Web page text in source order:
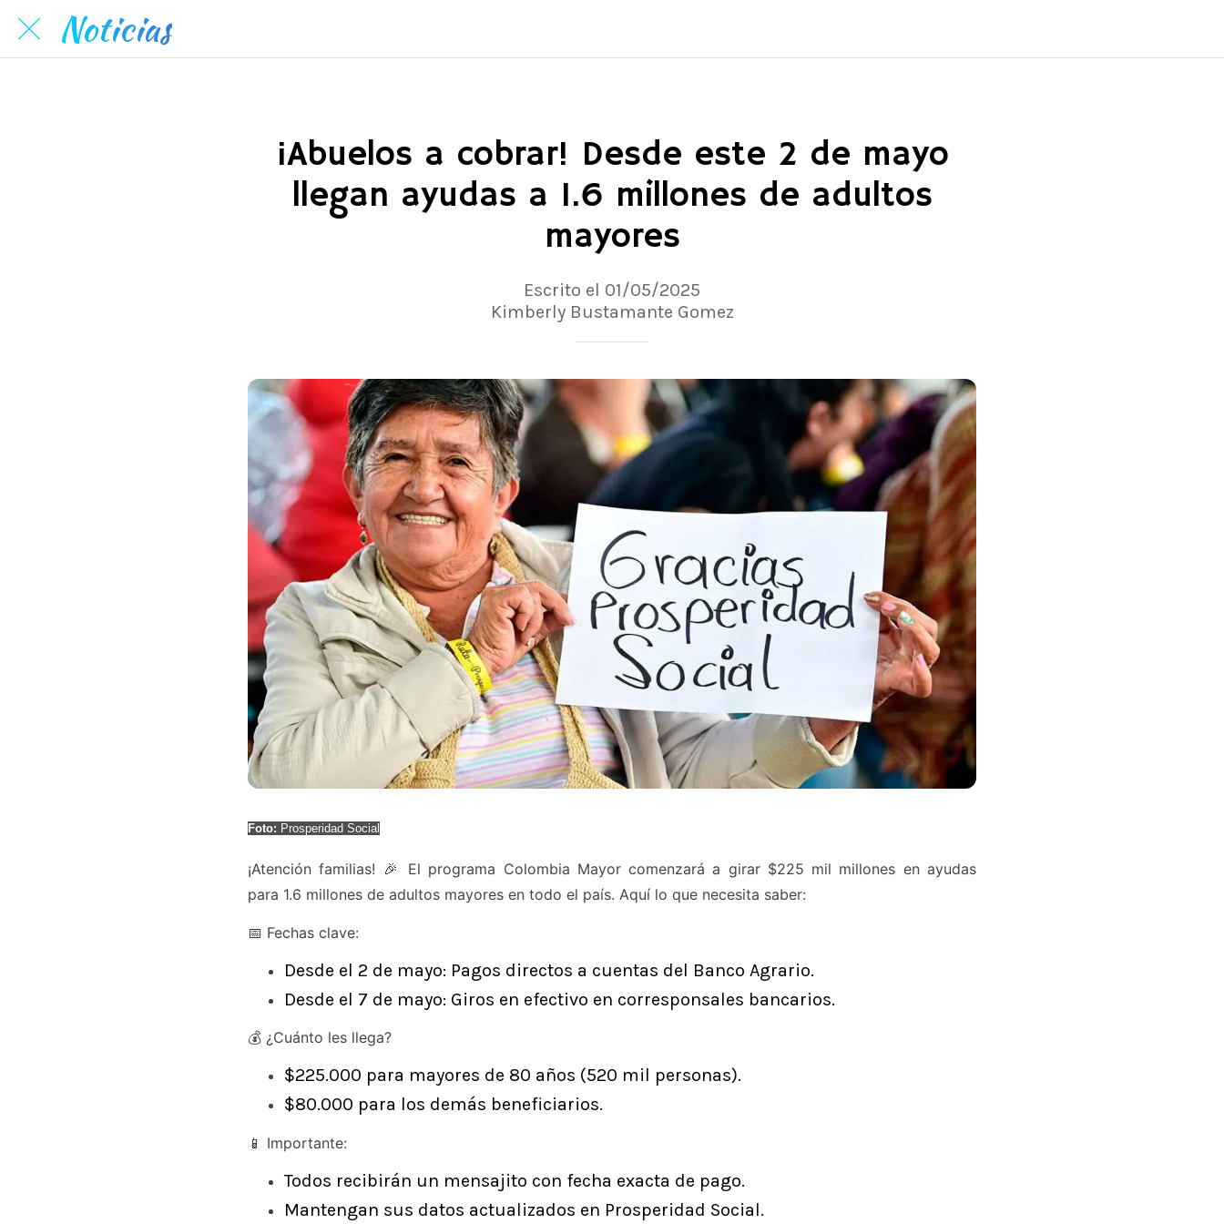
Noticias
¡Abuelos a cobrar! Desde este 2 de mayo
llegan ayudas a 1.6 millones de adultos
mayores
Escrito el 01/05/2025
Kimberly Bustamante Gomez
Foto: Prosperidad Social
¡Atención familias! 🎉 El programa Colombia Mayor comenzará a girar $225 mil millones en ayudas
para 1.6 millones de adultos mayores en todo el país. Aquí lo que necesita saber:
📅 Fechas clave:
Desde el 2 de mayo: Pagos directos a cuentas del Banco Agrario.
Desde el 7 de mayo: Giros en efectivo en corresponsales bancarios.
💰 ¿Cuánto les llega?
$225.000 para mayores de 80 años (520 mil personas).
$80.000 para los demás beneficiarios.
📱 Importante:
Todos recibirán un mensajito con fecha exacta de pago.
Mantengan sus datos actualizados en Prosperidad Social.